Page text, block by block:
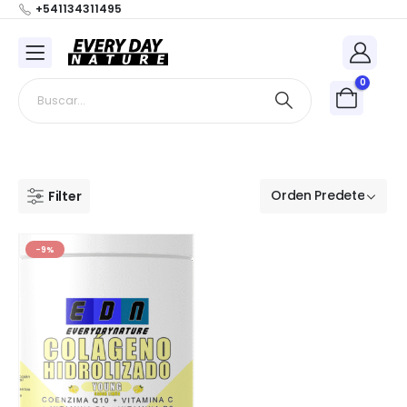
+541134311495
0
Filter
-9%